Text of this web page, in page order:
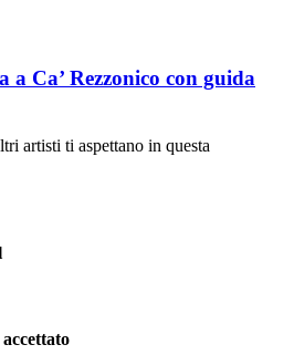
a Ca’ Rezzonico con guida
artisti ti aspettano in questa